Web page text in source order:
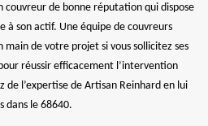
couvreur de bonne réputation qui dispose
à son actif. Une équipe de couvreurs
main de votre projet si vous sollicitez ses
réussir efficacement l’intervention
de l’expertise de Artisan Reinhard en lui
dans le 68640.